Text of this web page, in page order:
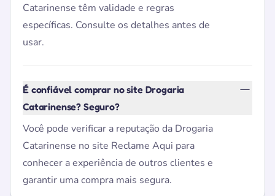
Catarinense têm validade e regras
específicas. Consulte os detalhes antes de
usar.
É confiável comprar no site Drogaria
Catarinense? Seguro?
Você pode verificar a reputação da Drogaria
Catarinense no site Reclame Aqui para
conhecer a experiência de outros clientes e
garantir uma compra mais segura.